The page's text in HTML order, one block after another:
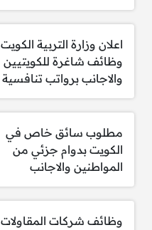
اعلان وزارة التربية الكويت
وظائف شاغرة للكويتيين
والاجانب برواتب تنافسية
مطلوب سائق خاص في
الكويت بدوام جزئي من
المواطنين والاجانب
وظائف شركات المقاولات